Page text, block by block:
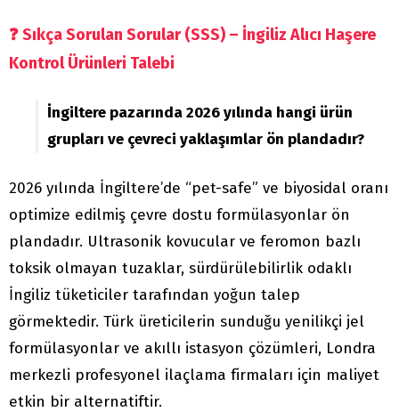
❓Sıkça Sorulan Sorular (SSS) – İngiliz Alıcı Haşere
Kontrol Ürünleri Talebi
İngiltere pazarında 2026 yılında hangi ürün
grupları ve çevreci yaklaşımlar ön plandadır?
2026 yılında İngiltere’de “pet-safe” ve biyosidal oranı
optimize edilmiş çevre dostu formülasyonlar ön
plandadır. Ultrasonik kovucular ve feromon bazlı
toksik olmayan tuzaklar, sürdürülebilirlik odaklı
İngiliz tüketiciler tarafından yoğun talep
görmektedir. Türk üreticilerin sunduğu yenilikçi jel
formülasyonlar ve akıllı istasyon çözümleri, Londra
merkezli profesyonel ilaçlama firmaları için maliyet
etkin bir alternatiftir.